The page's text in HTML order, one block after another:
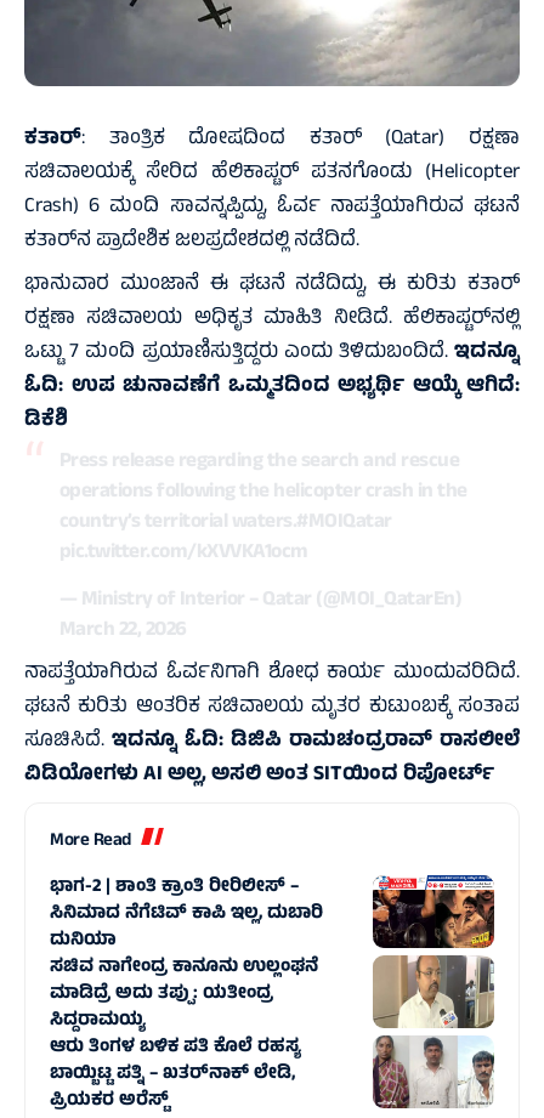
ಕತಾರ್: ತಾಂತ್ರಿಕ ದೋಷದಿಂದ ಕತಾರ್ (Qatar) ರಕ್ಷಣಾ
ಸಚಿವಾಲಯಕ್ಕೆ ಸೇರಿದ ಹೆಲಿಕಾಪ್ಟರ್ ಪತನಗೊಂಡು (Helicopter
Crash) 6 ಮಂದಿ ಸಾವನ್ನಪ್ಪಿದ್ದು, ಓರ್ವ ನಾಪತ್ತೆಯಾಗಿರುವ ಘಟನೆ
ಕತಾರ್‌ನ ಪ್ರಾದೇಶಿಕ ಜಲಪ್ರದೇಶದಲ್ಲಿ ನಡೆದಿದೆ.
ಭಾನುವಾರ ಮುಂಜಾನೆ ಈ ಘಟನೆ ನಡೆದಿದ್ದು, ಈ ಕುರಿತು ಕತಾರ್
ರಕ್ಷಣಾ ಸಚಿವಾಲಯ ಅಧಿಕೃತ ಮಾಹಿತಿ ನೀಡಿದೆ. ಹೆಲಿಕಾಪ್ಟರ್‌ನಲ್ಲಿ
ಒಟ್ಟು 7 ಮಂದಿ ಪ್ರಯಾಣಿಸುತ್ತಿದ್ದರು ಎಂದು ತಿಳಿದುಬಂದಿದೆ.ಇದನ್ನೂ
ಓದಿ: ಉಪ ಚುನಾವಣೆಗೆ ಒಮ್ಮತದಿಂದ ಅಭ್ಯರ್ಥಿ ಆಯ್ಕೆ ಆಗಿದೆ:
ಡಿಕೆಶಿ
Press release regarding the search and rescue
operations following the helicopter crash in the
country’s territorial waters.#MOIQatar
pic.twitter.com/kXVVKA1ocm
— Ministry of Interior – Qatar (@MOI_QatarEn)
March 22, 2026
ನಾಪತ್ತೆಯಾಗಿರುವ ಓರ್ವನಿಗಾಗಿ ಶೋಧ ಕಾರ್ಯ ಮುಂದುವರಿದಿದೆ.
ಘಟನೆ ಕುರಿತು ಆಂತರಿಕ ಸಚಿವಾಲಯ ಮೃತರ ಕುಟುಂಬಕ್ಕೆ ಸಂತಾಪ
ಸೂಚಿಸಿದೆ. ಇದನ್ನೂ ಓದಿ: ಡಿಜಿಪಿ ರಾಮಚಂದ್ರರಾವ್ ರಾಸಲೀಲೆ
ವಿಡಿಯೋಗಳು AI ಅಲ್ಲ, ಅಸಲಿ ಅಂತ SITಯಿಂದ ರಿಪೋರ್ಟ್
More Read
ಭಾಗ-2 | ಶಾಂತಿ ಕ್ರಾಂತಿ ರೀರಿಲೀಸ್ –
ಸಿನಿಮಾದ ನೆಗೆಟಿವ್‌ ಕಾಪಿ ಇಲ್ಲ, ದುಬಾರಿ
ದುನಿಯಾ
ಸಚಿವ ನಾಗೇಂದ್ರ ಕಾನೂನು ಉಲ್ಲಂಘನೆ
ಮಾಡಿದ್ರೆ ಅದು ತಪ್ಪು: ಯತೀಂದ್ರ
ಸಿದ್ದರಾಮಯ್ಯ
ಆರು ತಿಂಗಳ ಬಳಿಕ ಪತಿ ಕೊಲೆ ರಹಸ್ಯ
ಬಾಯ್ಬಿಟ್ಟ ಪತ್ನಿ – ಖತರ್‌ನಾಕ್‌ ಲೇಡಿ,
ಪ್ರಿಯಕರ ಅರೆಸ್ಟ್‌